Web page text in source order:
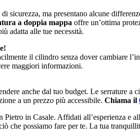
sicurezza, ma presentano alcune
a doppia mappa offre un’ottima
adatta alle tue necessità.
il cilindro senza dover cambiare
maggiori informazioni.
anche dal tuo budget. Le serrature
a un prezzo più accessibile. Chiama il
Pietro in Casale. Affidati all’esperienza
che possiamo fare per te. La tua